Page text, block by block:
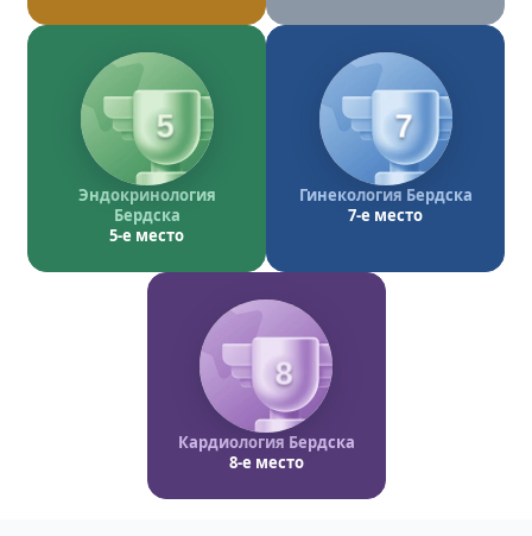
5
Эндокринология
Бердска
5-е место
7
Гинекология Бердска
7-е место
8
Кардиология Бердска
8-е место